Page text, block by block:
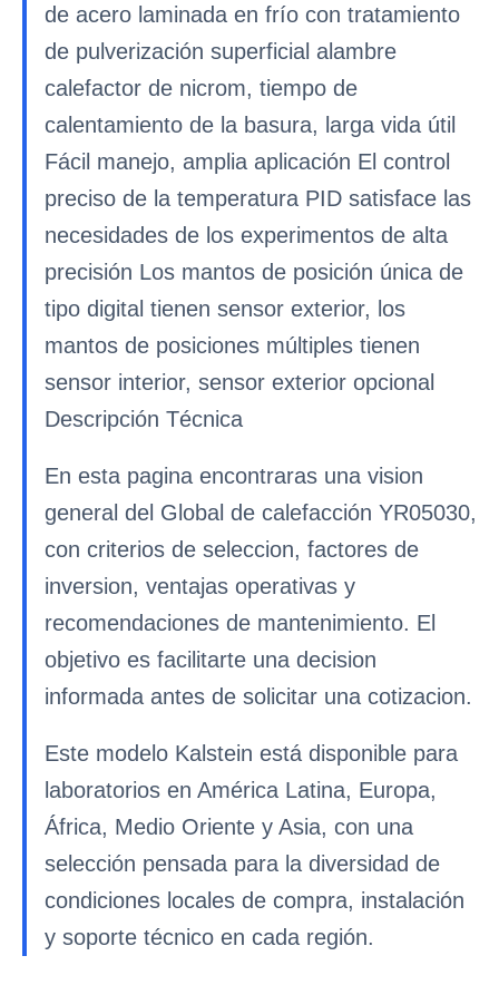
de acero laminada en frío con tratamiento
de pulverización superficial alambre
calefactor de nicrom, tiempo de
calentamiento de la basura, larga vida útil
Fácil manejo, amplia aplicación El control
preciso de la temperatura PID satisface las
necesidades de los experimentos de alta
precisión Los mantos de posición única de
tipo digital tienen sensor exterior, los
mantos de posiciones múltiples tienen
sensor interior, sensor exterior opcional
Descripción Técnica
En esta pagina encontraras una vision
general del Global de calefacción YR05030,
con criterios de seleccion, factores de
inversion, ventajas operativas y
recomendaciones de mantenimiento. El
objetivo es facilitarte una decision
informada antes de solicitar una cotizacion.
Este modelo Kalstein está disponible para
laboratorios en América Latina, Europa,
África, Medio Oriente y Asia, con una
selección pensada para la diversidad de
condiciones locales de compra, instalación
y soporte técnico en cada región.